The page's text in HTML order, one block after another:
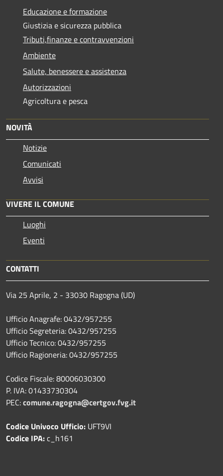
Educazione e formazione
Giustizia e sicurezza pubblica
Tributi,finanze e contravvenzioni
Ambiente
Salute, benessere e assistenza
Autorizzazioni
Agricoltura e pesca
NOVITÀ
Notizie
Comunicati
Avvisi
VIVERE IL COMUNE
Luoghi
Eventi
CONTATTI
Via 25 Aprile, 2 - 33030 Ragogna (UD)
Ufficio Anagrafe: 0432/957255
Ufficio Segreteria: 0432/957255
Ufficio Tecnico: 0432/957255
Ufficio Ragioneria: 0432/957255
Codice Fiscale: 80006030300
P. IVA: 01433730304
PEC:comune.ragogna@certgov.fvg.it
Codice Univoco Ufficio: UFT9VI
Codice IPA:c_h161